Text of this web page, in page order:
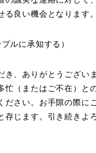
る良い機会となります。
ルに承知する）
き、ありがとうござい
忙（またはご不在）と
ださい。お手隙の際に
存じます。引き続きよ